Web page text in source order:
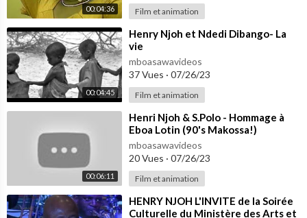
00:04:36 Film et animation
00:04:45
⁣Henry Njoh et Ndedi Dibango- La
vie
mboasawavideos
37 Vues · 07/26/23
Film et animation
00:06:11
⁣Henri Njoh & S.Polo - Hommage à
Eboa Lotin (90's Makossa!)
mboasawavideos
20 Vues · 07/26/23
Film et animation
⁣HENRY NJOH L'INVITE de la Soirée
Culturelle du Ministère des Arts et